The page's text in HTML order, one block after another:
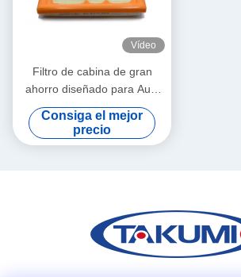
Vídeo
Filtro de cabina de gran
ahorro diseñado para Audi
Seat Cars Amplia aplicación
Consiga el mejor
precio